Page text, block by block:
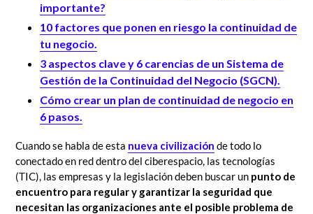
importante?
10 factores que ponen en riesgo la continuidad de
tu negocio.
3 aspectos clave y 6 carencias de un Sistema de
Gestión de la Continuidad del Negocio (SGCN).
Cómo crear un plan de continuidad de negocio en
6 pasos.
Cuando se habla de esta nueva civilización de todo lo
conectado en red dentro del ciberespacio, las tecnologías
(TIC), las empresas y la legislación deben buscar un punto de
encuentro para regular y garantizar la seguridad que
necesitan las organizaciones ante el posible problema de